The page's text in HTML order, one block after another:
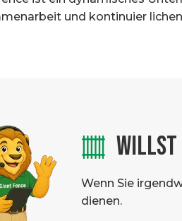
und kontinuier
WILLST
Wenn Sie
dienen.